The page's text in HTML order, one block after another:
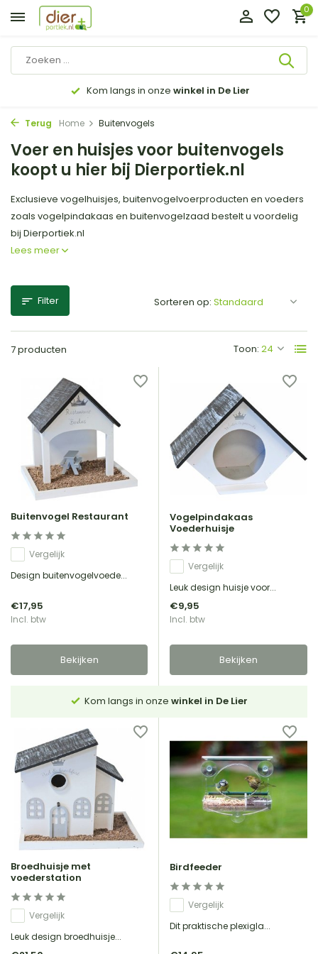
0
Kom langs in onze winkel in De Lier
Terug Home Buitenvogels
Voer en huisjes voor buitenvogels
koopt u hier bij Dierportiek.nl
Exclusieve vogelhuisjes, buitenvogelvoerproducten en voeders
zoals vogelpindakaas en buitenvogelzaad bestelt u voordelig
bij Dierportiek.nl
Lees meer
Filter
7 producten Toon:
Sorteren op:
Buitenvogel Restaurant
Vergelijk
Design buitenvogelvoede...
€17,95
Incl. btw
Bekijken
Vogelpindakaas
Voederhuisje
Vergelijk
Leuk design huisje voor...
€9,95
Incl. btw
Bekijken
Kom langs in onze winkel in De Lier
Broedhuisje met
voederstation
Vergelijk
Leuk design broedhuisje...
Birdfeeder
Vergelijk
Dit praktische plexigla...